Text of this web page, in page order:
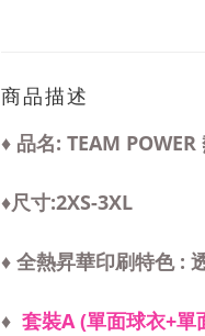
商品描述
♦ 品名: TEAM POWER
♦尺寸:2XS-3XL
♦ 全熱昇華印刷特色 :
♦ 套裝A (單面球衣+單